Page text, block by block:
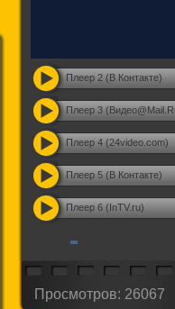
Плеер 2 (В Контакте)
Плеер 3
Плеер 4 (24video.com)
Плеер 5 (В Контакте)
Плеер 6 (InTV.ru)
Просмотров: 26067